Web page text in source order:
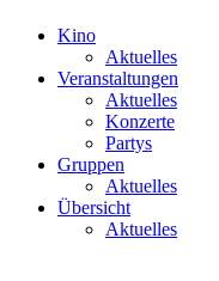
Kino
Aktuelles
Veranstaltungen
Aktuelles
Konzerte
Partys
Gruppen
Aktuelles
Übersicht
Aktuelles